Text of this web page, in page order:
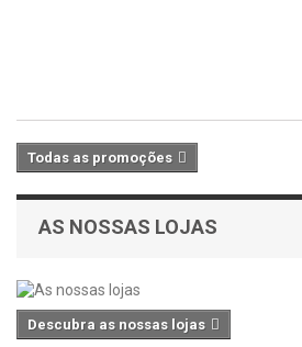
Todas as promoções
AS NOSSAS LOJAS
Descubra as nossas lojas